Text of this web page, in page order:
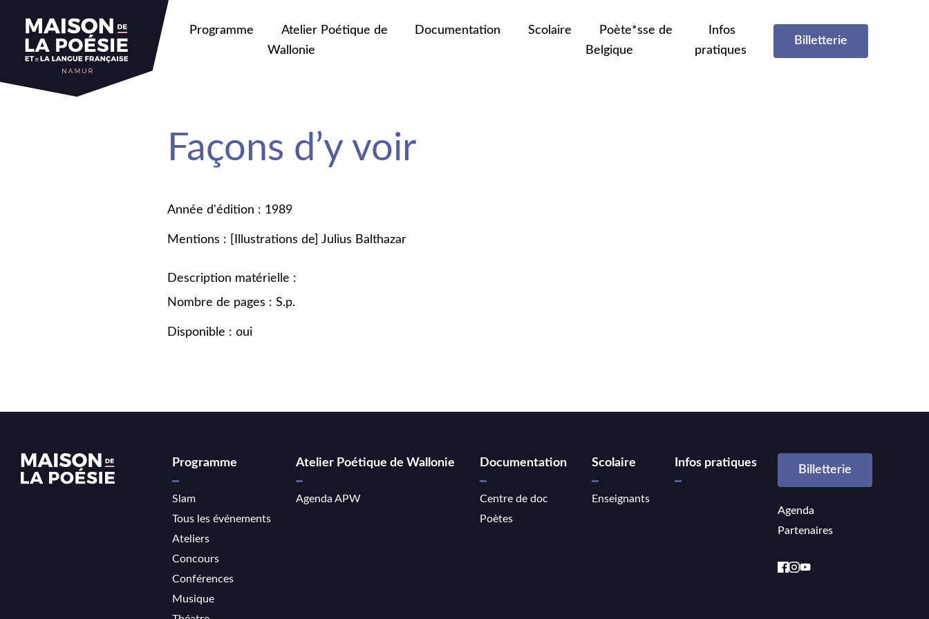
Programme
Atelier Poétique de
Wallonie
Documentation Scolaire
Poète*sse de
Belgique
Infos
pratiques
Billetterie
Façons d’y voir
Année d'édition : 1989
Mentions : [Illustrations de] Julius Balthazar
Description matérielle :
Nombre de pages : S.p.
Disponible : oui
Programme
Slam
Tous les événements
Ateliers
Concours
Conférences
Musique
Atelier Poétique de Wallonie
Agenda APW
Documentation
Centre de doc
Poètes
Scolaire
Enseignants
Infos pratiques
Billetterie
Agenda
Partenaires